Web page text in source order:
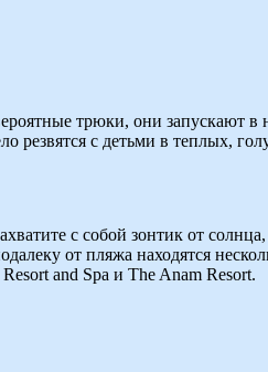
трюки, они запускают в
резвятся с детьми в теплых,
с собой зонтик от
от пляжа находятся
and Spa и The Anam Resort.